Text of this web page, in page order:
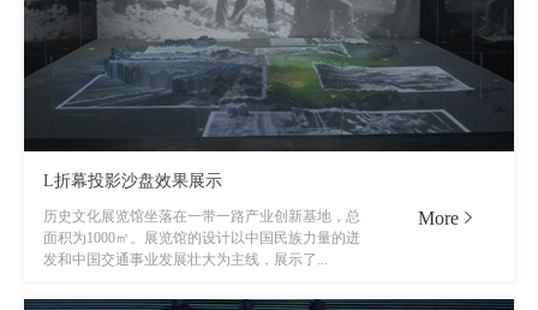
L折幕投影沙盘效果展示
历史文化展览馆坐落在一带一路产业创新基地，总
面积为1000㎡。展览馆的设计以中国民族力量的迸
发和中国交通事业发展壮大为主线，展示了...
More